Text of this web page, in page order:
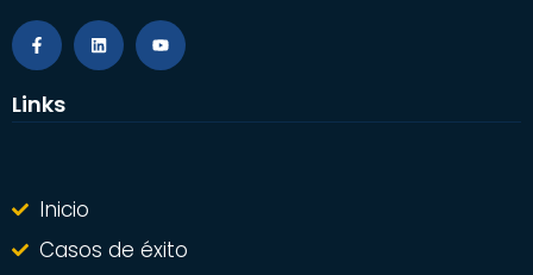
Links
Inicio
Casos de éxito